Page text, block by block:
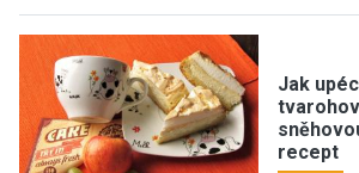
Jak
recept